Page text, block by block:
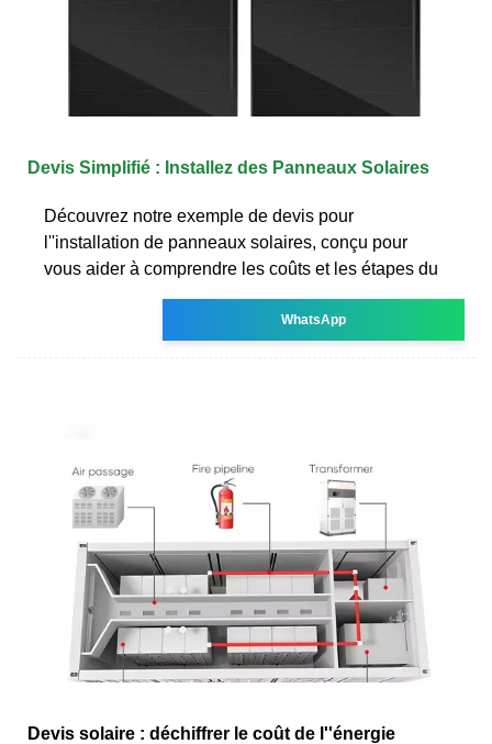
Devis Simplifié : Installez des Panneaux Solaires
Découvrez notre exemple de devis pour
l''installation de panneaux solaires, conçu pour
vous aider à comprendre les coûts et les étapes du
WhatsApp
Devis solaire : déchiffrer le coût de l''énergie